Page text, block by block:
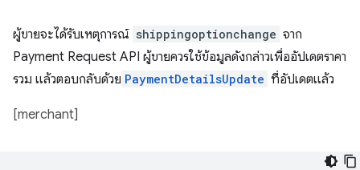
ผู้ขายจะได้รับเหตุการณ์ shippingoptionchange จาก
Payment Request API ผู้ขายควรใช้ข้อมูลดังกล่าวเพื่ออัปเดตราคา
รวม แล้วตอบกลับด้วย PaymentDetailsUpdate ที่อัปเดตแล้ว
[merchant]